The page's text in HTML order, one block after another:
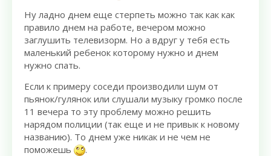
Ну ладно днем еще стерпеть можно так как как
правило днем на работе, вечером можно
заглушить телевизорм. Но а вдруг у тебя есть
маленький ребенок которому нужно и днем
нужно спать.
Если к примеру соседи производили шум от
пьянок/гулянок или слушали музыку громко после
11 вечера то эту проблему можно решить
нарядом полиции (так еще и не привык к новому
названию). То днем уже никак и не чем не
поможешь
.